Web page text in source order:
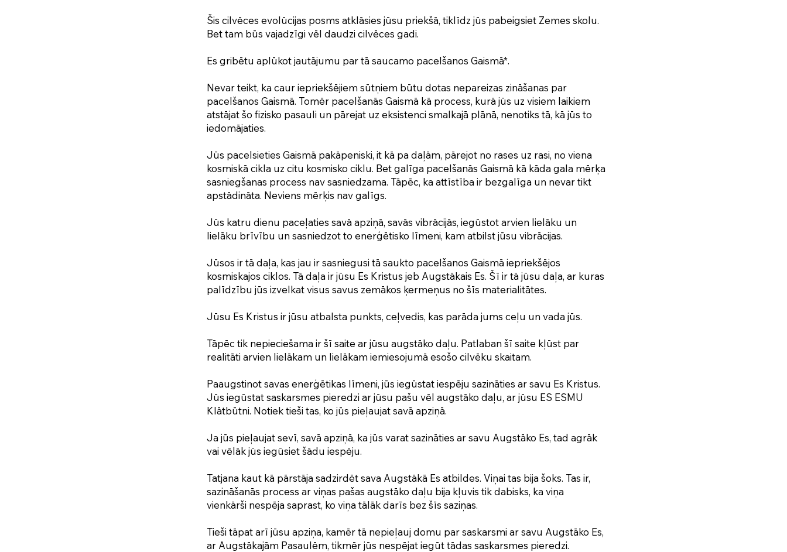
Šis cilvēces evolūcijas posms atklāsies jūsu priekšā, tiklīdz jūs pabeigsiet Zemes skolu.
Bet tam būs vajadzīgi vēl daudzi cilvēces gadi.
Es gribētu aplūkot jautājumu par tā saucamo pacelšanos Gaismā*.
Nevar teikt, ka caur iepriekšējiem sūtņiem būtu dotas nepareizas zināšanas par
pacelšanos Gaismā. Tomēr pacelšanās Gaismā kā process, kurā jūs uz visiem laikiem
atstājat šo fizisko pasauli un pārejat uz eksistenci smalkajā plānā, nenotiks tā, kā jūs to
iedomājaties.
Jūs pacelsieties Gaismā pakāpeniski, it kā pa daļām, pārejot no rases uz rasi, no viena
kosmiskā cikla uz citu kosmisko ciklu. Bet galīga pacelšanās Gaismā kā kāda gala mērķa
sasniegšanas process nav sasniedzama. Tāpēc, ka attīstība ir bezgalīga un nevar tikt
apstādināta. Neviens mērķis nav galīgs.
Jūs katru dienu paceļaties savā apziņā, savās vibrācijās, iegūstot arvien lielāku un
lielāku brīvību un sasniedzot to enerģētisko līmeni, kam atbilst jūsu vibrācijas.
Jūsos ir tā daļa, kas jau ir sasniegusi tā saukto pacelšanos Gaismā iepriekšējos
kosmiskajos ciklos. Tā daļa ir jūsu Es Kristus jeb Augstākais Es. Šī ir tā jūsu daļa, ar kuras
palīdzību jūs izvelkat visus savus zemākos ķermeņus no šīs materialitātes.
Jūsu Es Kristus ir jūsu atbalsta punkts, ceļvedis, kas parāda jums ceļu un vada jūs.
Tāpēc tik nepieciešama ir šī saite ar jūsu augstāko daļu. Patlaban šī saite kļūst par
realitāti arvien lielākam un lielākam iemiesojumā esošo cilvēku skaitam.
Paaugstinot savas enerģētikas līmeni, jūs iegūstat iespēju sazināties ar savu Es Kristus.
Jūs iegūstat saskarsmes pieredzi ar jūsu pašu vēl augstāko daļu, ar jūsu ES ESMU
Klātbūtni. Notiek tieši tas, ko jūs pieļaujat savā apziņā.
Ja jūs pieļaujat sevī, savā apziņā, ka jūs varat sazināties ar savu Augstāko Es, tad agrāk
vai vēlāk jūs iegūsiet šādu iespēju.
Tatjana kaut kā pārstāja sadzirdēt sava Augstākā Es atbildes. Viņai tas bija šoks. Tas ir,
sazināšanās process ar viņas pašas augstāko daļu bija kļuvis tik dabisks, ka viņa
vienkārši nespēja saprast, ko viņa tālāk darīs bez šīs saziņas.
Tieši tāpat arī jūsu apziņa, kamēr tā nepieļauj domu par saskarsmi ar savu Augstāko Es,
ar Augstākajām Pasaulēm, tikmēr jūs nespējat iegūt tādas saskarsmes pieredzi.